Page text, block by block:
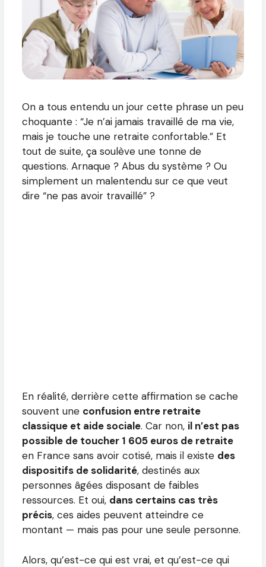
On a tous entendu un jour cette phrase un peu
choquante : “Je n’ai jamais travaillé de ma vie,
mais je touche une retraite confortable.” Et
tout de suite, ça soulève une tonne de
questions. Arnaque ? Abus du système ? Ou
simplement un malentendu sur ce que veut
dire “ne pas avoir travaillé” ?
En réalité, derrière cette affirmation se cache
souvent une confusion entre retraite
classique et aide sociale. Car non, il n’est pas
possible de toucher 1 605 euros de retraite
en France sans avoir cotisé, mais il existe des
dispositifs de solidarité, destinés aux
personnes âgées disposant de faibles
ressources. Et oui, dans certains cas très
précis, ces aides peuvent atteindre ce
montant — mais pas pour une seule personne.
Alors, qu’est-ce qui est vrai, et qu’est-ce qui